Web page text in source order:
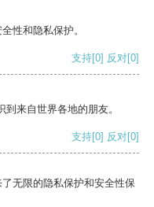
性和隐私保护。
支持[0] 反对[0]
来自世界各地的朋友。
支持[0] 反对[0]
无限的隐私保护和安全性保